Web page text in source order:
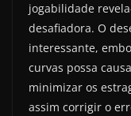
jogabilidade
desafiadora. O
interessante,
curvas possa
minimizar os
assim corrigir o